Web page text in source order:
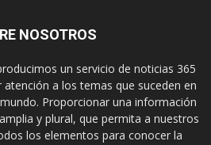
NOSOTROS
un servicio de noticias 365
a los temas que suceden en
Proporcionar una información
y plural, que permita a nuestros
los elementos para conocer la